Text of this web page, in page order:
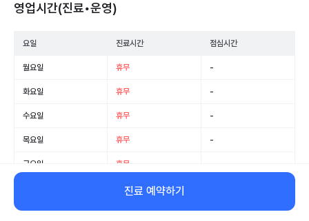
영업시간(진료•운영)
요일 진료시간 점심시간
월요일 휴무 -
화요일 휴무 -
수요일 휴무 -
목요일 휴무 -
금요일 휴무
휴무
일요일 휴무 -
진료 예약하기